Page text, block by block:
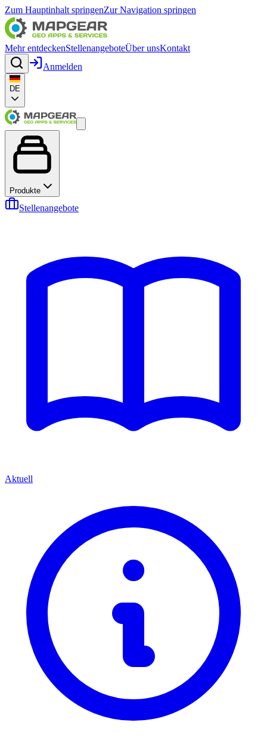
Zum Hauptinhalt springenZur Navigation springen
Mehr entdeckenStellenangeboteÜber unsKontakt
Anmelden
DE
Produkte
Stellenangebote
Aktuell